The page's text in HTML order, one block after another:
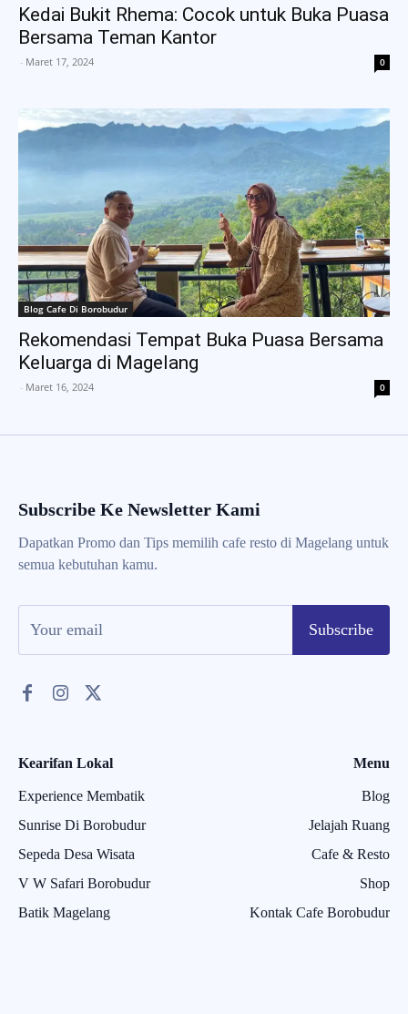
Kedai Bukit Rhema: Cocok untuk Buka Puasa
Bersama Teman Kantor
- Maret 17, 2024 0
Blog Cafe Di Borobudur
Rekomendasi Tempat Buka Puasa Bersama
Keluarga di Magelang
- Maret 16, 2024 0
Subscribe Ke Newsletter Kami
Dapatkan Promo dan Tips memilih cafe resto di Magelang untuk
semua kebutuhan kamu.
Subscribe
Kearifan Lokal
Experience Membatik
Sunrise Di Borobudur
Sepeda Desa Wisata
V W Safari Borobudur
Batik Magelang
Menu
Blog
Jelajah Ruang
Cafe & Resto
Shop
Kontak Cafe Borobudur